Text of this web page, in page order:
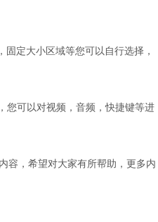
定大小区域等您可以自行选择，
您可以对视频，音频，快捷键等进
容，希望对大家有所帮助，更多内